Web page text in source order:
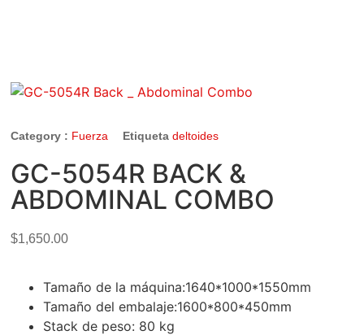
Category : Fuerza Etiqueta deltoides
GC-5054R BACK &
ABDOMINAL COMBO
$1,650.00
Tamaño de la máquina:1640*1000*1550mm
Tamaño del embalaje:1600*800*450mm
Stack de peso: 80 kg